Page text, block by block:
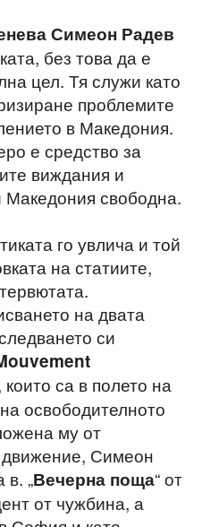
Симеон Радев
без това да е
цел. Тя служи като
проблемите
в Македония.
е средство за
виждания и
свободна.
го увлича и той
на статиите,
на двата
си
са в полето на
освободителното
му от
движение, Симеон
в. „Вечерна поща“ от
от чужбина, а